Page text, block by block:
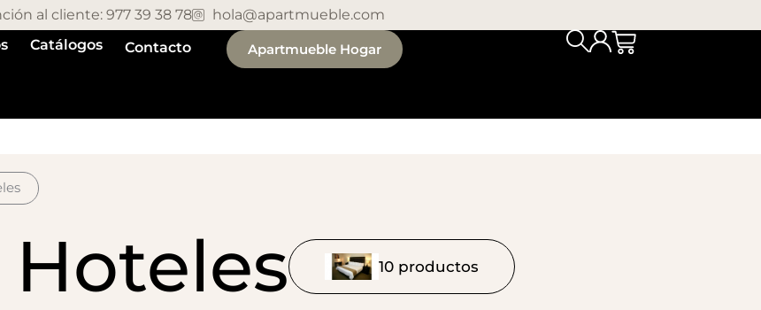
al cliente: 977 39 38 78
hola@apartmueble.com
Catálogos Contacto Apartmueble Hogar
10 productos